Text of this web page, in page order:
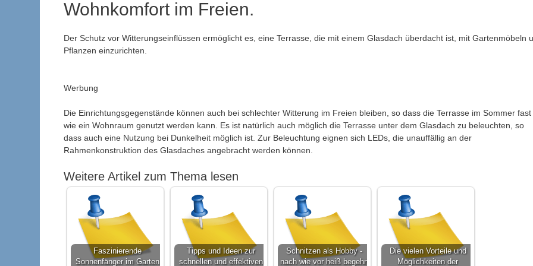
Wohnkomfort im Freien.
Der Schutz vor Witterungseinflüssen ermöglicht es, eine Terrasse, die mit einem Glasdach überdacht ist, mit Gartenmöbeln
Pflanzen einzurichten.
Werbung
Die Einrichtungsgegenstände können auch bei schlechter Witterung im Freien bleiben, so dass die Terrasse im Sommer fast
wie ein Wohnraum genutzt werden kann. Es ist natürlich auch möglich die Terrasse unter dem Glasdach zu beleuchten, so
dass auch eine Nutzung bei Dunkelheit möglich ist. Zur Beleuchtung eignen sich LEDs, die unauffällig an der
Rahmenkonstruktion des Glasdaches angebracht werden können.
Weitere Artikel zum Thema lesen
Faszinierende
Sonnenfänger im Garten
Tipps und Ideen zur
schnellen und effektiven
Schnitzen als Hobby -
nach wie vor heiß begehrt
Die vielen Vorteile und
Möglichkeiten der